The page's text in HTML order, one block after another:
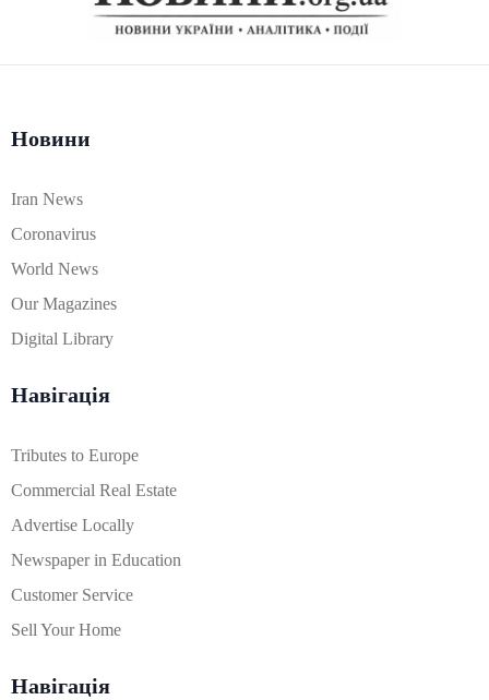
Новини
Iran News
Coronavirus
World News
Our Magazines
Digital Library
Навігація
Tributes to Europe
Commercial Real Estate
Advertise Locally
Newspaper in Education
Customer Service
Sell Your Home
Навігація